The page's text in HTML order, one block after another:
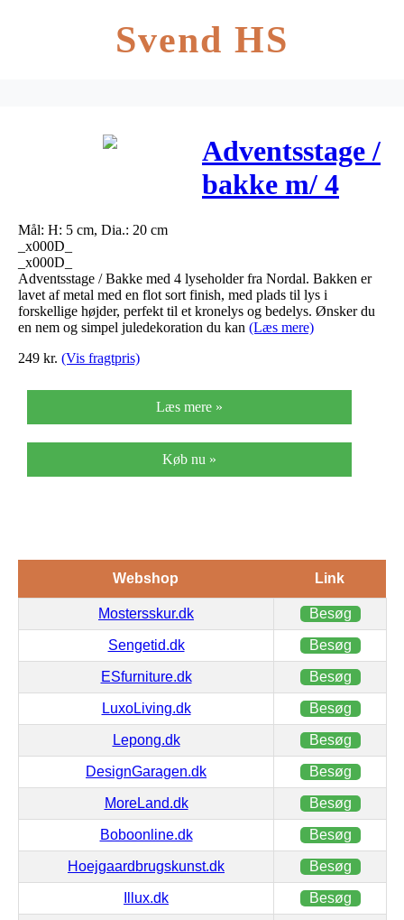
Svend HS
Adventsstage /
bakke m/ 4
Mål: H: 5 cm, Dia.: 20 cm
_x000D_
_x000D_
Adventsstage / Bakke med 4 lyseholder fra Nordal. Bakken er
lavet af metal med en flot sort finish, med plads til lys i
forskellige højder, perfekt til et kronelys og bedelys. Ønsker du
en nem og simpel juledekoration du kan (Læs mere)
249 kr. (Vis fragtpris)
Læs mere »
Køb nu »
Webshop Link
Mostersskur.dk Besøg
Sengetid.dk Besøg
ESfurniture.dk Besøg
LuxoLiving.dk Besøg
Lepong.dk Besøg
DesignGaragen.dk Besøg
MoreLand.dk Besøg
Boboonline.dk Besøg
Hoejgaardbrugskunst.dk Besøg
Illux.dk Besøg